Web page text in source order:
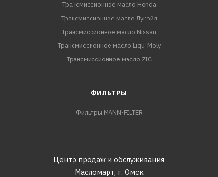
Трансмиссионное масло Honda
Трансмиссионное масло Лукойл
Трансмиссионное масло Nissan
Трансмиссионное масло Liqui Moly
Трансмиссионное масло ZIC
ФИЛЬТРЫ
Фильтры MANN-FILTER
Центр продаж и обслуживания
Масломарт, г. Омск